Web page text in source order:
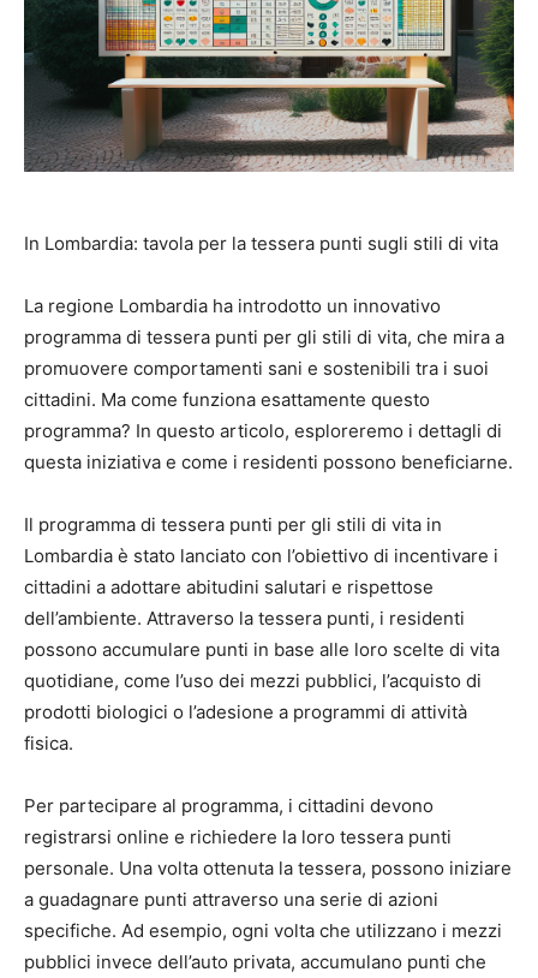
In Lombardia: tavola per la tessera punti sugli stili di vita
La regione Lombardia ha introdotto un innovativo
programma di tessera punti per gli stili di vita, che mira a
promuovere comportamenti sani e sostenibili tra i suoi
cittadini. Ma come funziona esattamente questo
programma? In questo articolo, esploreremo i dettagli di
questa iniziativa e come i residenti possono beneficiarne.
Il programma di tessera punti per gli stili di vita in
Lombardia è stato lanciato con l’obiettivo di incentivare i
cittadini a adottare abitudini salutari e rispettose
dell’ambiente. Attraverso la tessera punti, i residenti
possono accumulare punti in base alle loro scelte di vita
quotidiane, come l’uso dei mezzi pubblici, l’acquisto di
prodotti biologici o l’adesione a programmi di attività
fisica.
Per partecipare al programma, i cittadini devono
registrarsi online e richiedere la loro tessera punti
personale. Una volta ottenuta la tessera, possono iniziare
a guadagnare punti attraverso una serie di azioni
specifiche. Ad esempio, ogni volta che utilizzano i mezzi
pubblici invece dell’auto privata, accumulano punti che